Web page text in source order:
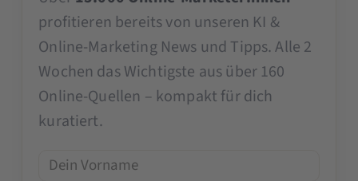
profitieren bereits von unseren KI &
Online-Marketing News und Tipps. Alle 2
Wochen das Wichtigste aus über 160
Online-Quellen – kompakt für dich
kuratiert.